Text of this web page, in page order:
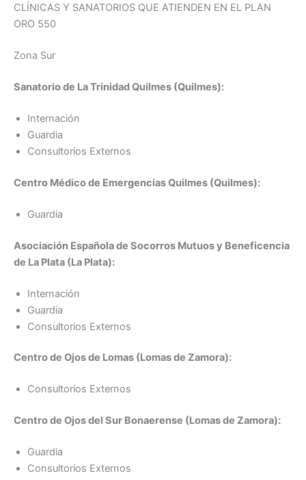
CLÍNICAS Y SANATORIOS QUE ATIENDEN EN EL PLAN
ORO 550
Zona Sur
Sanatorio de La Trinidad Quilmes (Quilmes):
Internación
Guardia
Consultorios Externos
Centro Médico de Emergencias Quilmes (Quilmes):
Guardia
Asociación Española de Socorros Mutuos y Beneficencia
de La Plata (La Plata):
Internación
Guardia
Consultorios Externos
Centro de Ojos de Lomas (Lomas de Zamora):
Consultorios Externos
Centro de Ojos del Sur Bonaerense (Lomas de Zamora):
Guardia
Consultorios Externos